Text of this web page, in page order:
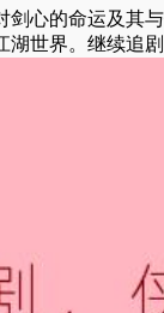
剑心的命运及其
世界。继续追